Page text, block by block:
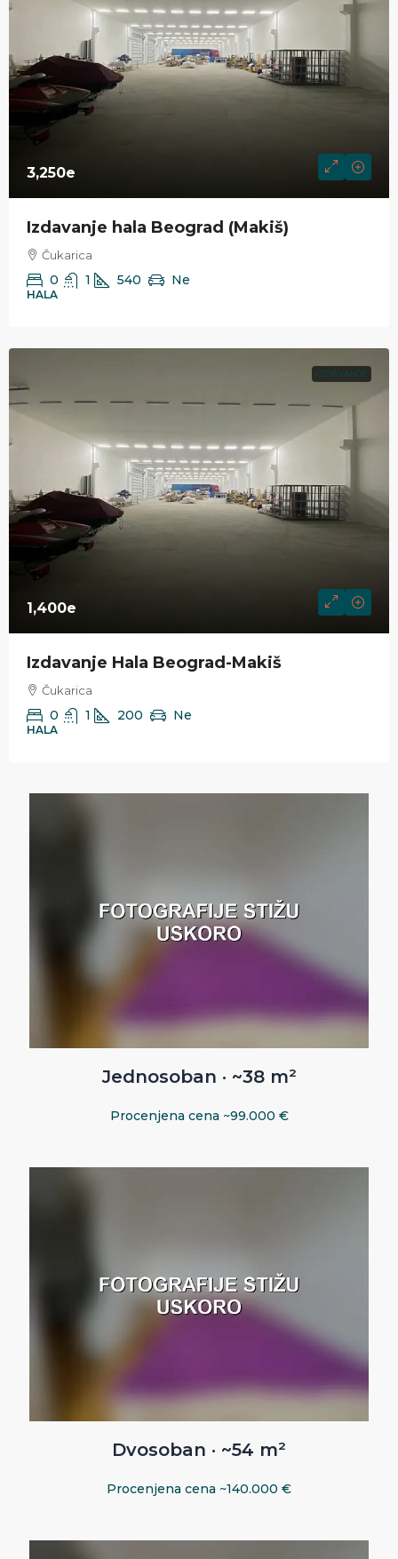
3,250e
Izdavanje hala Beograd (Makiš)
Čukarica
0 1 540 Ne
HALA
IZDAVANJE
1,400e
Izdavanje Hala Beograd-Makiš
Čukarica
0 1 200 Ne
HALA
Jednosoban · ~38 m²
Procenjena cena ~99.000 €
Dvosoban · ~54 m²
Procenjena cena ~140.000 €